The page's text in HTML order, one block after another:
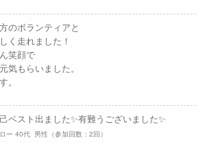
のボランティアと
く走れました！
笑顔で
気もらいました。
。
ベスト出ました✨有難うございました✨
ー 40代 男性（参加回数：2回）